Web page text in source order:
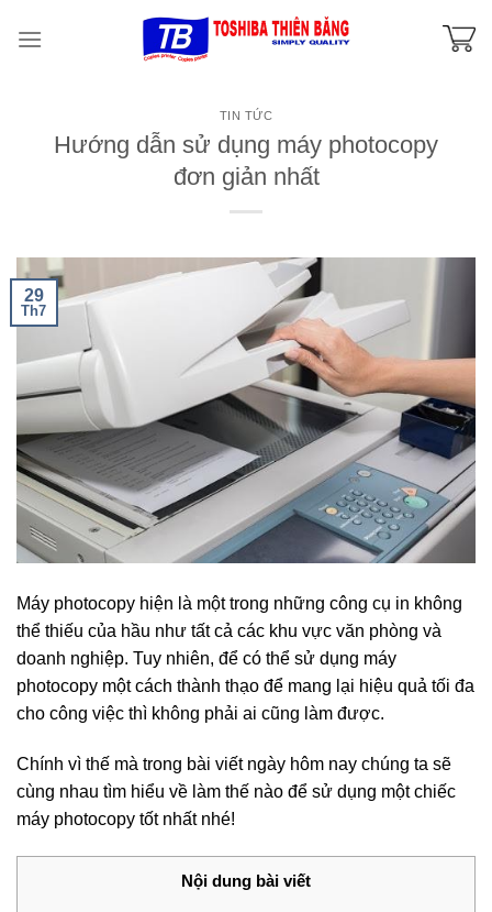
TIN TỨC
Hướng dẫn sử dụng máy photocopy
đơn giản nhất
29
Th7
Máy photocopy hiện là một trong những công cụ in không
thể thiếu của hầu như tất cả các khu vực văn phòng và
doanh nghiệp. Tuy nhiên, để có thể sử dụng máy
photocopy một cách thành thạo để mang lại hiệu quả tối đa
cho công việc thì không phải ai cũng làm được.
Chính vì thế mà trong bài viết ngày hôm nay chúng ta sẽ
cùng nhau tìm hiểu về làm thế nào để sử dụng một chiếc
máy photocopy tốt nhất nhé!
Nội dung bài viết